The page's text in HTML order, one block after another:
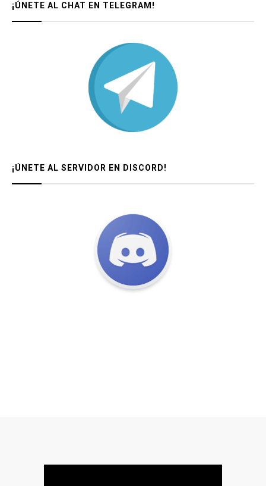
¡ÚNETE AL CHAT EN TELEGRAM!
¡ÚNETE AL SERVIDOR EN DISCORD!